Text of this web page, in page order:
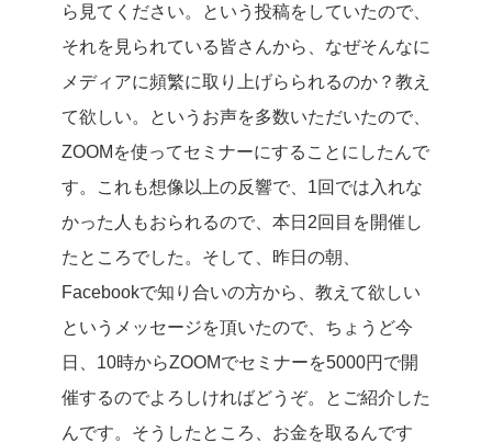
ら見てください。という投稿をしていたので、
それを見られている皆さんから、なぜそんなに
メディアに頻繁に取り上げらられるのか？教え
て欲しい。というお声を多数いただいたので、
ZOOMを使ってセミナーにすることにしたんで
す。
これも想像以上の反響で、1回では入れな
かった人もおられるので、本日2回目を開催し
たところでした。 そして、昨日の朝、
Facebookで知り合いの方から、教えて欲しい
というメッセージを頂いたので、ちょうど今
日、10時からZOOMでセミナーを5000円で開
催するのでよろしければどうぞ。とご紹介した
んです。 そうしたところ、 お金を取るんです